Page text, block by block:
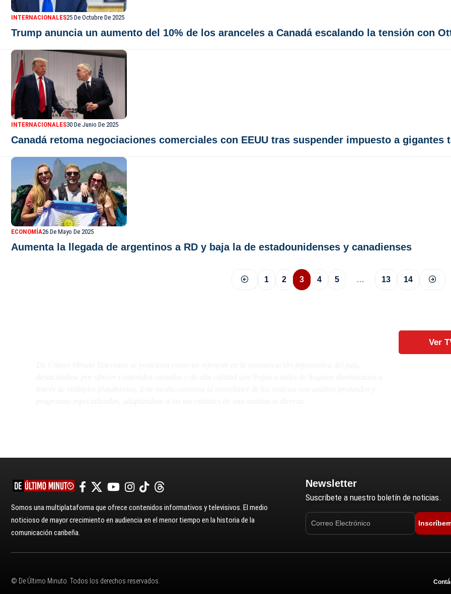
INTERNACIONALES25 De Octubre De 2025
Trump anuncia un aumento del 10% de los aranceles a Canadá escalando la tensión con
INTERNACIONALES30 De Junio De 2025
Canadá retoma negociaciones comerciales con EEUU tras suspender impuesto a gigantes
ECONOMÍA26 De Mayo De 2025
Aumenta la llegada de argentinos a RD y baja la de estadounidenses y canadienses
1 2 3 4 5 … 13 14
Ver
Somos una multiplataforma que ofrece contenidos informativos y televisivos. El medio
noticioso de mayor crecimiento en audiencia en el menor tiempo en la historia de la
comunicación caribeña.
Newsletter
Suscríbete a nuestro boletín de noticias.
© De Último Minuto. Todos los derechos reservados.